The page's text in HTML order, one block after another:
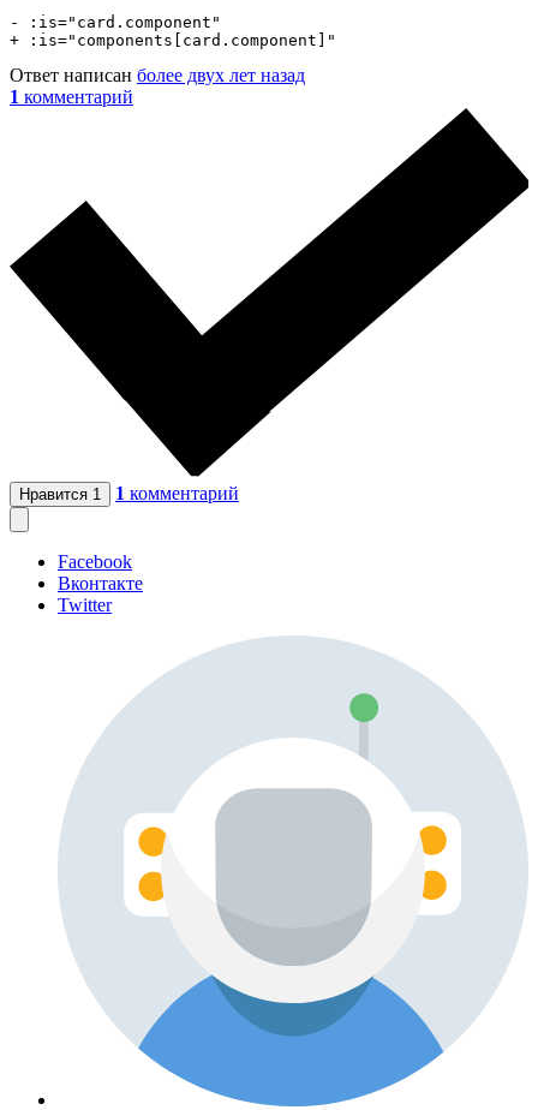
- :is="card.component"
+ :is="components[card.component]"
Ответ написан более двух лет назад
1 комментарий
Нравится 1 1 комментарий
Facebook
Вконтакте
Twitter